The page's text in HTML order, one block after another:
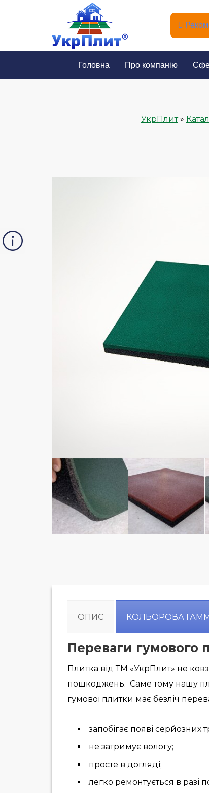
Головна Про компанію
УкрПлит»
ОПИС КОЛЬОРОВА
Переваги гумового
Плитка від ТМ «УкрПлит» не
пошкоджень. Саме тому нашу
гумової плитки має безліч
запобігає появі серйозних
не затримує вологу;
просте в догляді;
легко ремонтується в разі